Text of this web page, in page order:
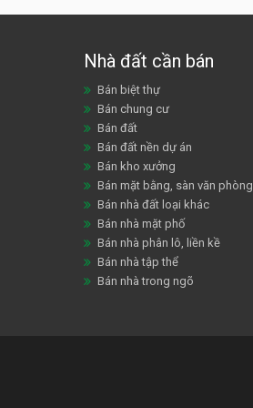
Nhà đất cần bán
Bán biệt thự
Bán chung cư
Bán đất
Bán đất nền dự án
Bán kho xưởng
Bán mặt bằng, sàn văn phòng
Bán nhà đất loại khác
Bán nhà mặt phố
Bán nhà phân lô, liền kề
Bán nhà tập thể
Bán nhà trong ngõ